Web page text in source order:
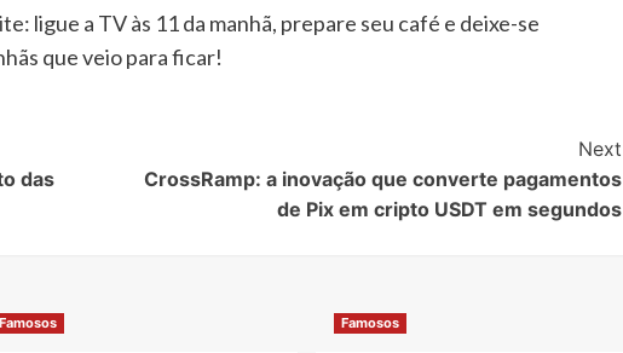
ligue a TV às 11 da manhã, prepare seu café e deixe-se
que veio para ficar!
das
Next
CrossRamp: a inovação que converte pagamentos
de Pix em cripto USDT em segundos
Famosos Famosos